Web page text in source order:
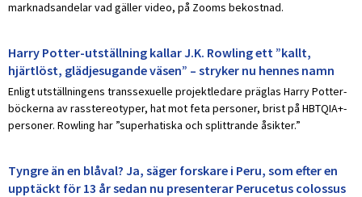
marknadsandelar vad gäller video, på Zooms bekostnad.
Harry Potter-utställning kallar J.K. Rowling ett ”kallt,
hjärtlöst, glädjesugande väsen” – stryker nu hennes namn
Enligt utställningens transsexuelle projektledare präglas Harry Potter-
böckerna av rasstereotyper, hat mot feta personer, brist på HBTQIA+-
personer. Rowling har ”superhatiska och splittrande åsikter.”
Tyngre än en blåval? Ja, säger forskare i Peru, som efter en
upptäckt för 13 år sedan nu presenterar Perucetus colossus